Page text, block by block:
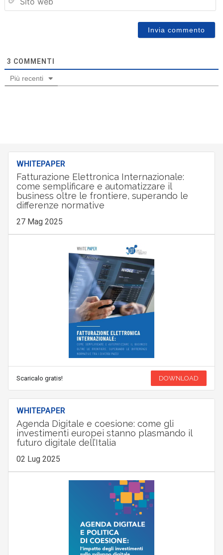
3 COMMENTI
Più recenti
WHITEPAPER
Fatturazione Elettronica Internazionale:
come semplificare e automatizzare il
business oltre le frontiere, superando le
differenze normative
27 Mag 2025
Scaricalo gratis! DOWNLOAD
WHITEPAPER
Agenda Digitale e coesione: come gli
investimenti europei stanno plasmando il
futuro digitale dell’Italia
02 Lug 2025